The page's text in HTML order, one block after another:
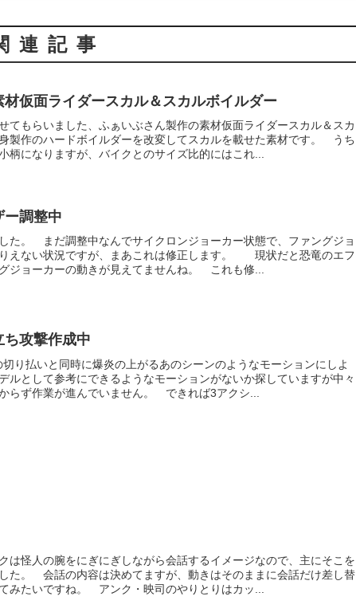
連記事
仮面ライダースカル＆スカルボイルダー
てもらいました、ふぁいぶさん製作の素材仮面ライダースカル＆スカ
製作のハードボイルダーを改変してスカルを載せた素材です。 うち
柄になりますが、バイクとのサイズ比的にはこれ...
ー調整中
た。 まだ調整中なんでサイクロンジョーカー状態で、ファングジョ
えない状況ですが、まあこれは修正します。 現状だと恐竜のエフ
ジョーカーの動きが見えてませんね。 これも修...
ち攻撃作成中
り払いと同時に爆炎の上がるあのシーンのようなモーションにしよ
として参考にできるようなモーションがないか探していますが中々
らず作業が進んでいません。 できれば3アクシ...
怪人の腕をにぎにぎしながら会話するイメージなので、主にそこを
た。 会話の内容は決めてますが、動きはそのままに会話だけ差し替
みたいですね。 アンク・映司のやりとりはカッ...